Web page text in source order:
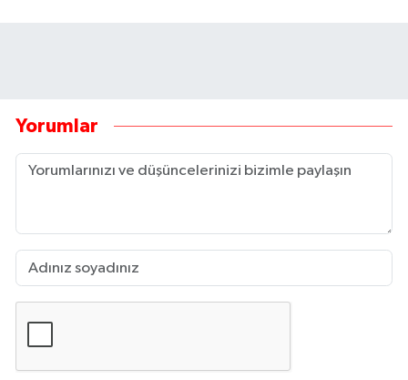
Yorumlar